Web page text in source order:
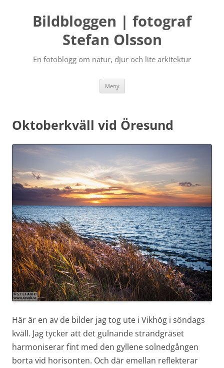
Bildbloggen | fotograf
Stefan Olsson
En fotoblogg om natur, djur och lite arkitektur
Meny Hoppa
till
Oktoberkväll vid Öresund
Här är en av de bilder jag tog ute i Vikhög i söndags
kväll. Jag tycker att det gulnande strandgräset
harmoniserar fint med den gyllene solnedgången
borta vid horisonten. Och där emellan reflekterar